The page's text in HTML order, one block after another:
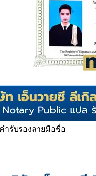
ำรับรองลายมือชื่อ